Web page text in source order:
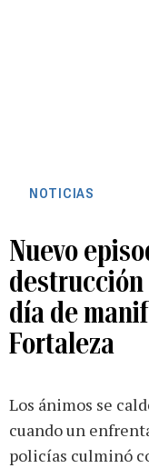
NOTICIAS
Nuevo
día de
Fortaleza
Los ánimos se
cuando un
policías culminó